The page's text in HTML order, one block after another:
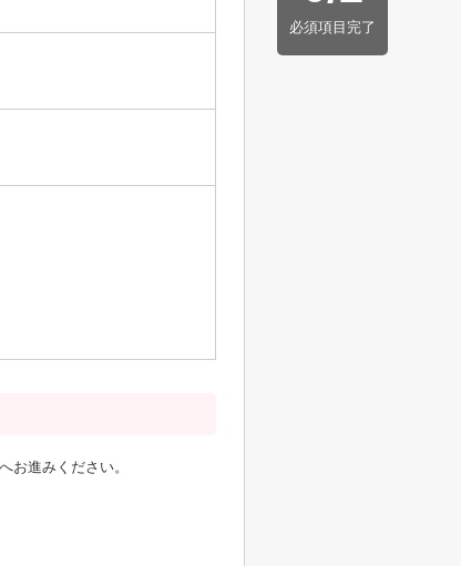
必須項目完了
お進みください。